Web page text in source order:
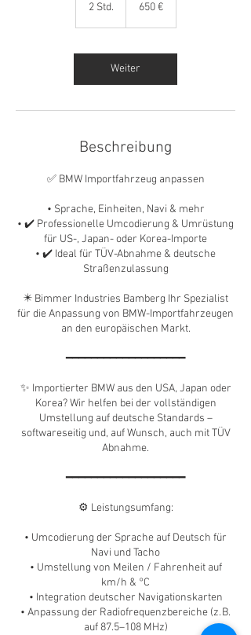
2 Std.
d
.
650 €
Weiter
Beschreibung
✅ BMW Importfahrzeug anpassen
• Sprache, Einheiten, Navi & mehr
• ✔️ Professionelle Umcodierung & Umrüstung
für US-, Japan- oder Korea-Importe
• ✔️ Ideal für TÜV-Abnahme & deutsche
Straßenzulassung
✴️ Bimmer Industries Bamberg Ihr Spezialist
für die Anpassung von BMW-Importfahrzeugen
an den europäischen Markt.
━━━━━━━━━━━━━━━━━━━
✨ Importierter BMW aus den USA, Japan oder
Korea? Wir helfen bei der vollständigen
Umstellung auf deutsche Standards –
softwareseitig und, auf Wunsch, auch mit TÜV
Abnahme.
━━━━━━━━━━━━━━━━━━━
⚙️ Leistungsumfang:
• Umcodierung der Sprache auf Deutsch für
Navi und Tacho
• Umstellung von Meilen / Fahrenheit auf
km/h & °C
• Integration deutscher Navigationskarten
• Anpassung der Radiofrequenzbereiche (z. B.
auf 87.5–108 MHz)